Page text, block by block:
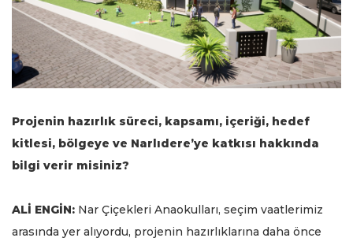
Projenin hazırlık süreci, kapsamı, içeriği, hedef
kitlesi, bölgeye ve Narlıdere’ye katkısı hakkında
bilgi verir misiniz?
ALİ ENGİN: Nar Çiçekleri Anaokulları, seçim vaatlerimiz
arasında yer alıyordu, projenin hazırlıklarına daha önce